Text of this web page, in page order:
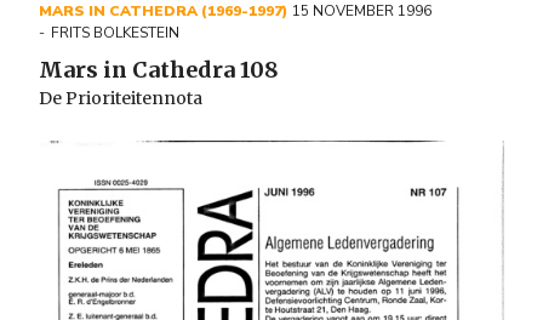
MARS IN CATHEDRA (1969-1997) 15 NOVEMBER 1996
FRITS BOLKESTEIN
Mars in Cathedra 108
De Prioriteitennota